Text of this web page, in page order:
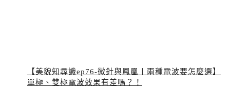
【美貌知尋識ep76-微針與鳳凰〡兩種電波要怎麼選】
單極、雙極電波效果有差嗎？！